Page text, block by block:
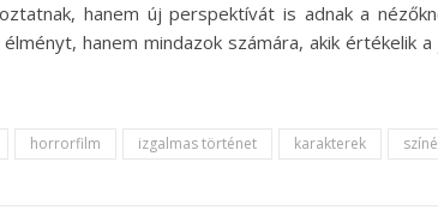
hanem új perspektívát is adnak a
hanem mindazok számára, akik értékelik
horrorfilm izgalmas történet karakterek